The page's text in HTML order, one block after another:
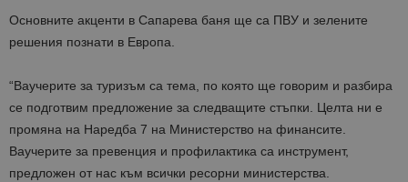
Основните акценти в Сапарева баня ще са ПВУ и зелените
решения познати в Европа.
“Ваучерите за туризъм са тема, по която ще говорим и разбира
се подготвим предложение за следващите стъпки. Целта ни е
промяна на Наредба 7 на Министерство на финансите.
Ваучерите за превенция и профилактика са инструмент,
предложен от нас към всички ресорни министерства.